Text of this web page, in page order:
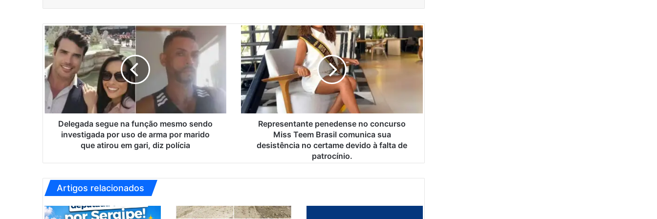
D
e
l
e
g
a
s
n
u
n
ç
Delegada segue na função mesmo sendo
investigada por uso de arma por marido
que atirou em gari, diz polícia
R
e
p
r
e
s
e
n
t
p
d
e
Representante penedense no concurso
Miss Teem Brasil comunica sua
desistência no certame devido à falta de
patrocínio.
Artigos relacionados